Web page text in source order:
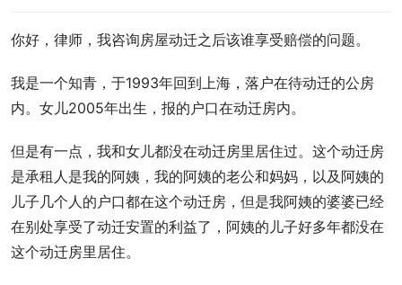
你好，律师，我咨询房屋动迁之后该谁享受赔偿的问题。
我是一个知青，于1993年回到上海，落户在待动迁的公房
内。女儿2005年出生，报的户口在动迁房内。
但是有一点，我和女儿都没在动迁房里居住过。这个动迁房
是承租人是我的阿姨，我的阿姨的老公和妈妈，以及阿姨的
儿子几个人的户口都在这个动迁房，但是我阿姨的婆婆已经
在别处享受了动迁安置的利益了，阿姨的儿子好多年都没在
这个动迁房里居住。